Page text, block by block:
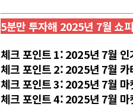
5분만 투자해 2025년 7월 쇼
체크 포인트 1: 2025년 7월
체크 포인트 2: 2025년 7월 카
체크 포인트 3: 2025년 7월 마
체크 포인트 4: 2025년 7월 마